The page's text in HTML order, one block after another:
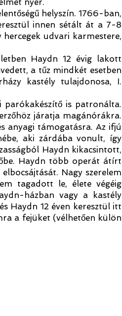
nyer.
helyszín. 1766-ban,
innen sétált át a 7-8
udvari karmestere,
Haydn 12 évig lakott
a tűz mindkét esetben
kastély tulajdonosa, I.
is patronálta.
járatja magánórákra.
anyagi támogatásra. Az ifjú
aki zárdába vonult, így
Haydn kikacsintott,
Haydn több operát átírt
Nagy szerelem
tagadott le, élete végéig
házban vagy a kastély
Haydn 12 éven keresztül itt
a fejüket (vélhetően külön